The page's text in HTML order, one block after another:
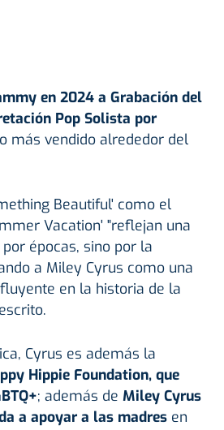
en 2024 a Grabación del
Pop Solista por
más vendido alrededor del
Beautiful' como el
Vacation' "reflejan una
épocas, sino por la
a Miley Cyrus como una
en la historia de la
Cyrus es además la
Hippie Foundation, que
; además de Miley Cyrus
a apoyar a las madres en